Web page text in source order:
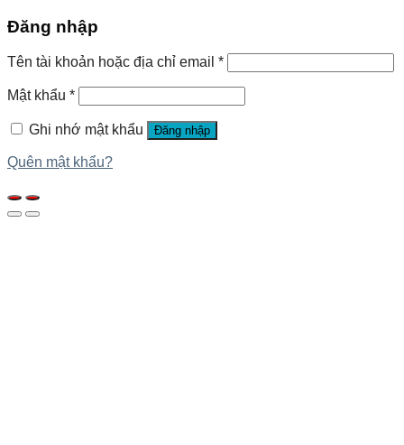
Đăng nhập
Tên tài khoản hoặc địa chỉ email *
Mật khẩu *
Ghi nhớ mật khẩu Đăng nhập
Quên mật khẩu?